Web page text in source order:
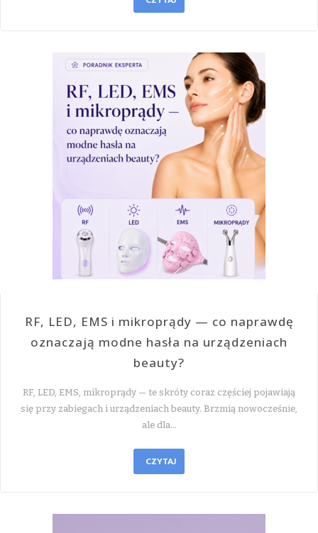
RF, LED, EMS i mikroprądy — co naprawdę
oznaczają modne hasła na urządzeniach
beauty?
RF, LED, EMS, mikroprądy — te skróty coraz częściej pojawiają
się przy zabiegach i urządzeniach beauty. Brzmią nowocześnie,
ale dla…
CZYTAJ